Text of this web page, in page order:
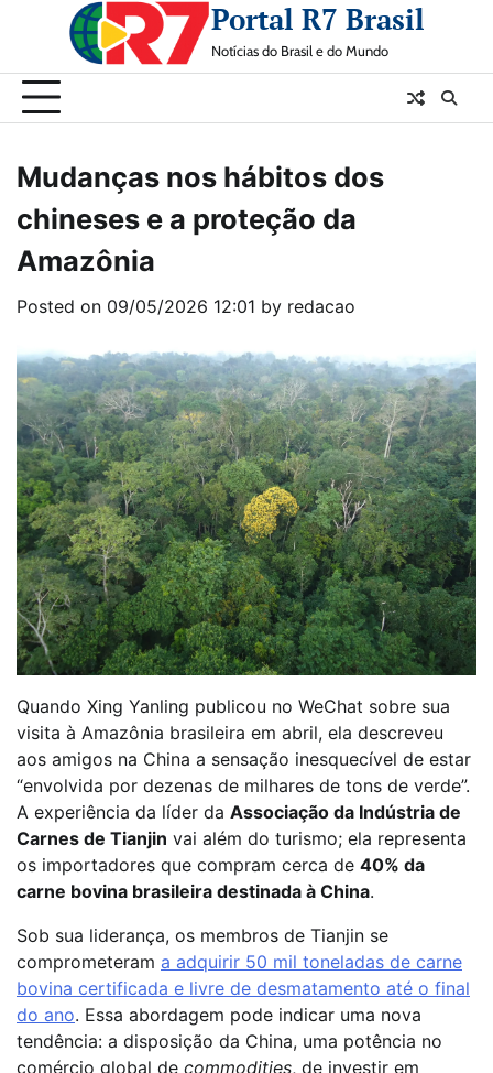
Portal R7 Brasil
Notícias do Brasil e do Mundo
Mudanças nos hábitos dos
chineses e a proteção da
Amazônia
Posted on 09/05/2026 12:01 by redacao
Quando Xing Yanling publicou no WeChat sobre sua
visita à Amazônia brasileira em abril, ela descreveu
aos amigos na China a sensação inesquecível de estar
“envolvida por dezenas de milhares de tons de verde”.
A experiência da líder da Associação da Indústria de
Carnes de Tianjin vai além do turismo; ela representa
os importadores que compram cerca de 40% da
carne bovina brasileira destinada à China.
Sob sua liderança, os membros de Tianjin se
comprometeram a adquirir 50 mil toneladas de carne
bovina certificada e livre de desmatamento até o final
do ano. Essa abordagem pode indicar uma nova
tendência: a disposição da China, uma potência no
comércio global de commodities, de investir em